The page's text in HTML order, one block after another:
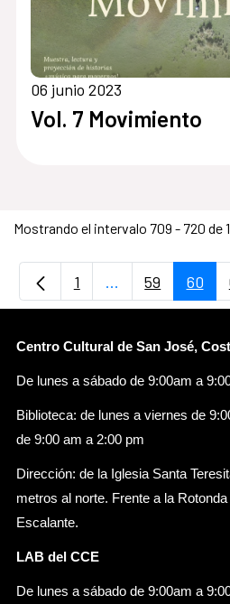
06 junio 2023
Vol. 7 Movimiento
Mostrando el intervalo 709 - 720 de
Página
1 ...PáginasPágina
59 60
Centro Cultural de San José,
De lunes a sábado de 9:00am a
Biblioteca: de lunes a viernes de
de 9:00 am a 2:00 pm
Dirección: de la Iglesia Santa
metros al norte. Frente a la
Escalante.
LAB del CCE
De lunes a sábado de 9:00am a